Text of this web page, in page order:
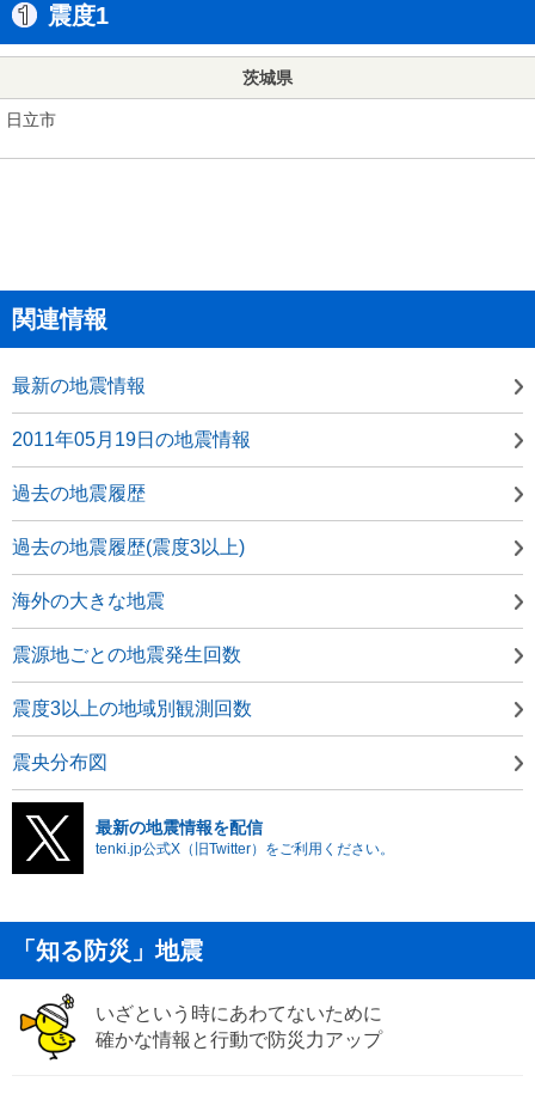
震度1
茨城県
日立市
関連情報
最新の地震情報
2011年05月19日の地震情報
過去の地震履歴
過去の地震履歴(震度3以上)
海外の大きな地震
震源地ごとの地震発生回数
震度3以上の地域別観測回数
震央分布図
最新の地震情報を配信
tenki.jp公式X（旧Twitter）をご利用ください。
「知る防災」地震
いざという時にあわてないために
確かな情報と行動で防災力アップ